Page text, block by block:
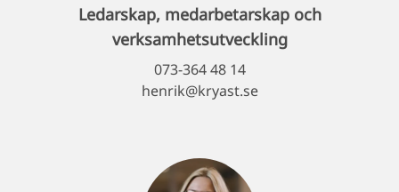
Ledarskap, medarbetarskap och
verksamhetsutveckling
073-364 48 14
henrik@kryast.se